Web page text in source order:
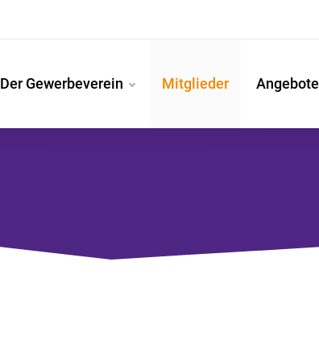
Der Gewerbeverein Mitglieder Angebote